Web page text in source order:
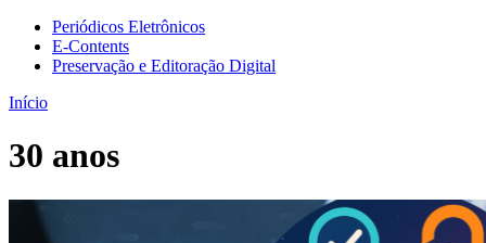
Periódicos Eletrônicos
E-Contents
Preservação e Editoração Digital
Início
30 anos